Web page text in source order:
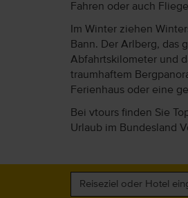
Fahren oder auch
Im Winter ziehen
Bann. Der Arlberg, das
Abfahrtskilometer und
traumhaftem
Ferienhaus oder eine
Bei vtours finden Sie
Urlaub im Bundesland